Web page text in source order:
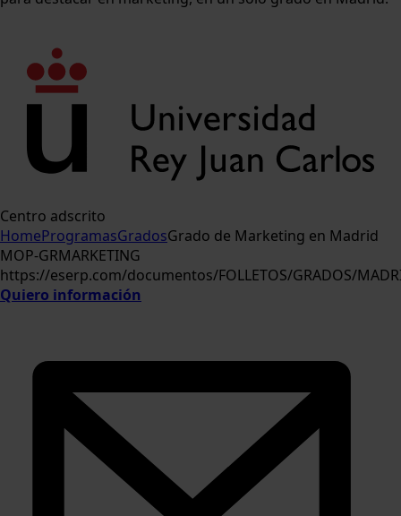
Centro adscrito
HomeProgramasGradosGrado de Marketing en Madrid
MOP-GRMARKETING
https://eserp.com/documentos/FOLLETOS/GRADOS/
Quiero información